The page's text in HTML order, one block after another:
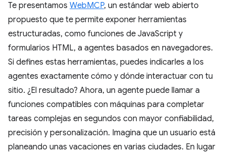
Te presentamos WebMCP, un estándar web abierto
propuesto que te permite exponer herramientas
estructuradas, como funciones de JavaScript y
formularios HTML, a agentes basados en navegadores.
Si defines estas herramientas, puedes indicarles a los
agentes exactamente cómo y dónde interactuar con tu
sitio. ¿El resultado? Ahora, un agente puede llamar a
funciones compatibles con máquinas para completar
tareas complejas en segundos con mayor confiabilidad,
precisión y personalización. Imagina que un usuario está
planeando unas vacaciones en varias ciudades. En lugar